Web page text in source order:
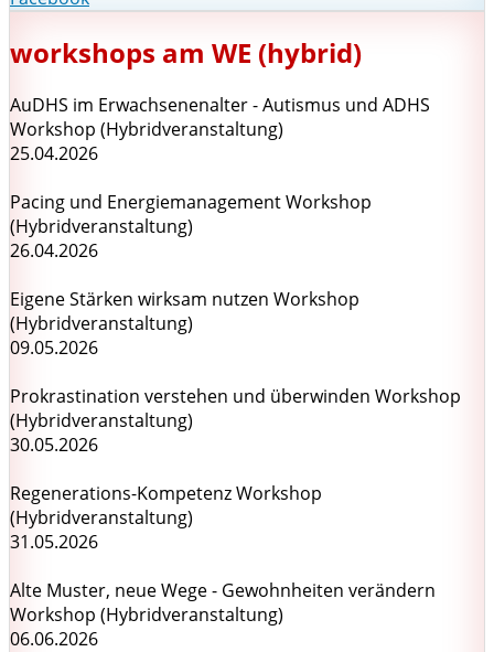
workshops am WE (hybrid)
AuDHS im Erwachsenenalter - Autismus und ADHS
Workshop (Hybridveranstaltung)
25.04.2026
Pacing und Energiemanagement Workshop
(Hybridveranstaltung)
26.04.2026
Eigene Stärken wirksam nutzen Workshop
(Hybridveranstaltung)
09.05.2026
Prokrastination verstehen und überwinden Workshop
(Hybridveranstaltung)
30.05.2026
Regenerations-Kompetenz Workshop
(Hybridveranstaltung)
31.05.2026
Alte Muster, neue Wege - Gewohnheiten verändern
Workshop (Hybridveranstaltung)
06.06.2026